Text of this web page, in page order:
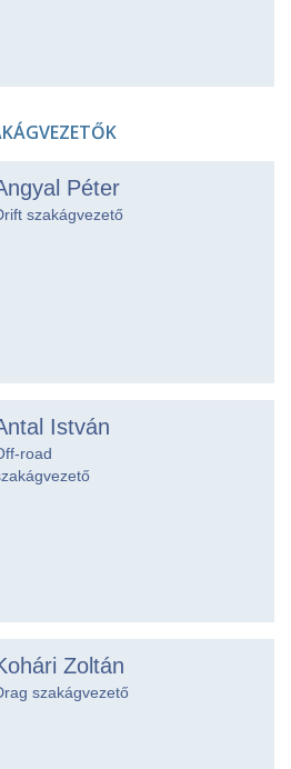
Péter
szakágvezető
István
road
Zoltán
szakágvezető